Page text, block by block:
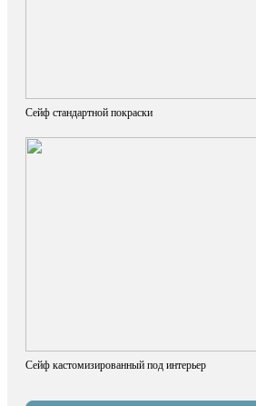
Сейф стандартной покраски
Сейф кастомизированный под интерьер